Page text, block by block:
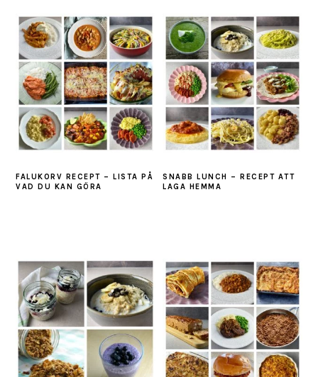
FALUKORV RECEPT – LISTA PÅ
VAD DU KAN GÖRA
SNABB LUNCH – RECEPT ATT
LAGA HEMMA